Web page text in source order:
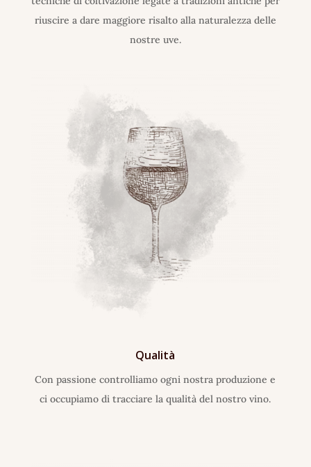
riuscire a dare maggiore risalto alla naturalezza delle
nostre uve.
Qualità
Con passione controlliamo ogni nostra produzione e
ci occupiamo di tracciare la qualità del nostro vino.